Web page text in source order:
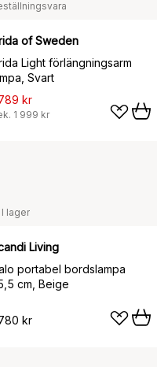
of Sweden
Light förlängningsarm
Svart
kr
1 999 kr
I lager
Living
portabel bordslampa
cm, Beige
kr